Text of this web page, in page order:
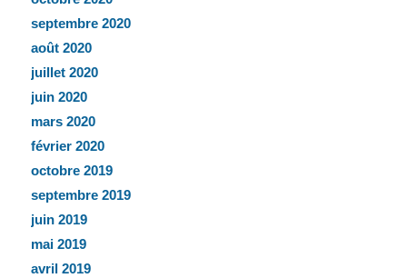
septembre 2020
août 2020
juillet 2020
juin 2020
mars 2020
février 2020
octobre 2019
septembre 2019
juin 2019
mai 2019
avril 2019